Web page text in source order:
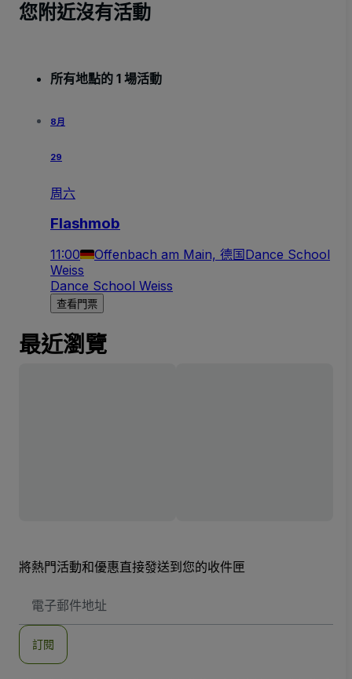
您附近沒有活動
所有地點的 1 場活動
8月
29
周六
Flashmob
11:00 Offenbach am Main, 德国Dance School
Weiss
Dance School Weiss
查看門票
最近瀏覽
將熱門活動和優惠直接發送到您的收件匣
子
地
訂閱